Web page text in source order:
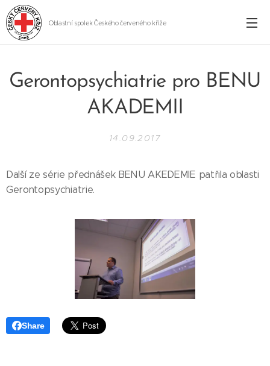
Oblastní spolek Českého červeného kříže
Gerontopsychiatrie pro BENU
AKADEMII
14.09.2017
Další ze série přednášek BENU AKEDEMIE patřila oblasti
Gerontopsychiatrie.
Share